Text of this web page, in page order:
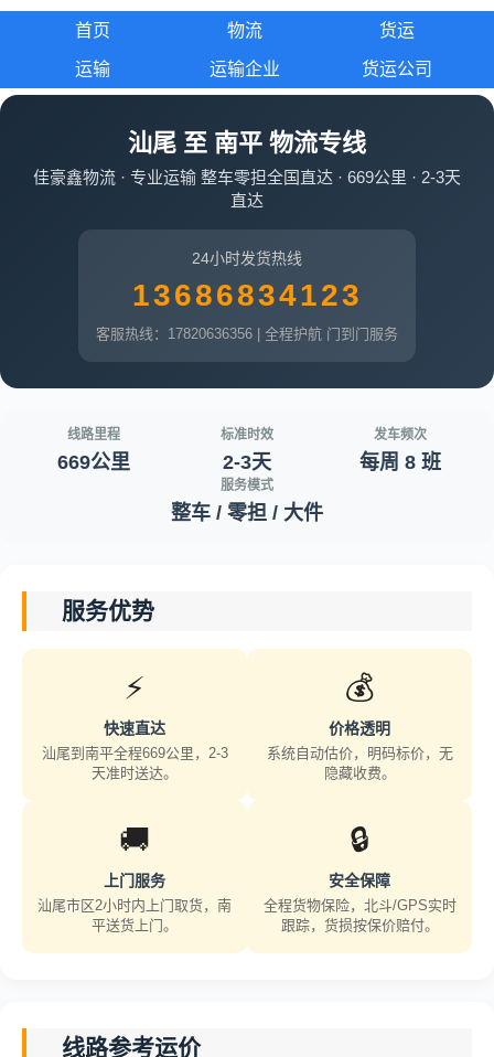
首页 物流 货运
运输 运输企业 货运公司
汕尾 至 南平 物流专线
佳豪鑫物流 · 专业运输 整车零担全国直达 · 669公里 · 2-3天
直达
24小时发货热线
13686834123
客服热线：17820636356 | 全程护航 门到门服务
线路里程
669公里
标准时效
2-3天
发车频次
每周 8 班
服务模式
整车 / 零担 / 大件
服务优势
⚡
快速直达
汕尾到南平全程669公里，2-3
天准时送达。
💰
价格透明
系统自动估价，明码标价，无
隐藏收费。
🚚
上门服务
汕尾市区2小时内上门取货，南
平送货上门。
🔒
安全保障
全程货物保险，北斗/GPS实时
跟踪，货损按保价赔付。
线路参考运价